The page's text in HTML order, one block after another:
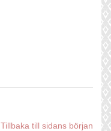
Tillbaka till sidans början